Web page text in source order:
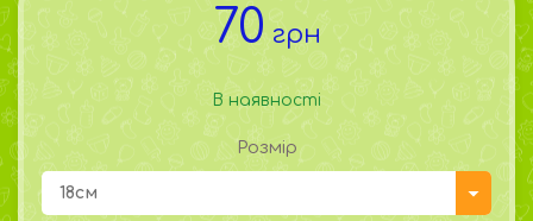
70грн
В наявності
Розмір
18см